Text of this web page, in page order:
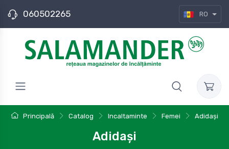
060502265 RO
Principală Catalog Incaltaminte Femei Adidași
Adidași